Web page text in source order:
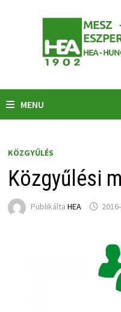
MENU
KÖZGYŰLÉS
Közgyűlési
Publikálta HEA